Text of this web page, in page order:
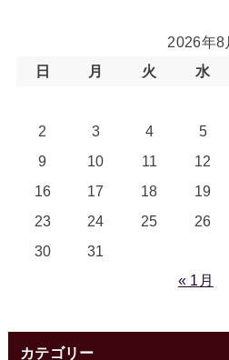
2026年8
日
月 火 水
2
3 4 5
9
10 11 12
16
17 18 19
23
24 25 26
30
31
« 1月
カテゴリー